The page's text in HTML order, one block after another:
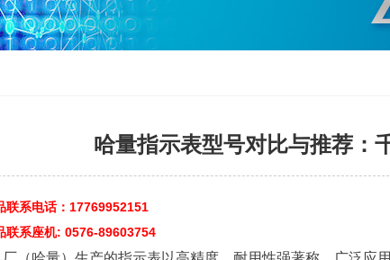
哈量指示表型号对比与推荐：
联系电话：17769952151
联系座机: 0576-89603754